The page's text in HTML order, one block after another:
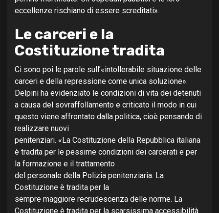
eccellenze rischiano di essere screditati».
Le carceri e la
Costituzione tradita
Ci sono poi le parole sull’«intollerabile situazione delle
carceri e della repressione come unica soluzione».
Delpini ha evidenziato le condizioni di vita dei detenuti
a causa del sovraffollamento e criticato il modo in cui
questo viene affrontato dalla politica, cioè pensando di
realizzare nuovi
penitenziari. «La Costituzione della Repubblica italiana
è tradita per le pessime condizioni dei carcerati e per
la formazione e il trattamento
del personale della Polizia penitenziaria. La
Costituzione è tradita per la
sempre maggiore recrudescenza delle norme. La
Costituzione è tradita per la scarsissima accessibilità